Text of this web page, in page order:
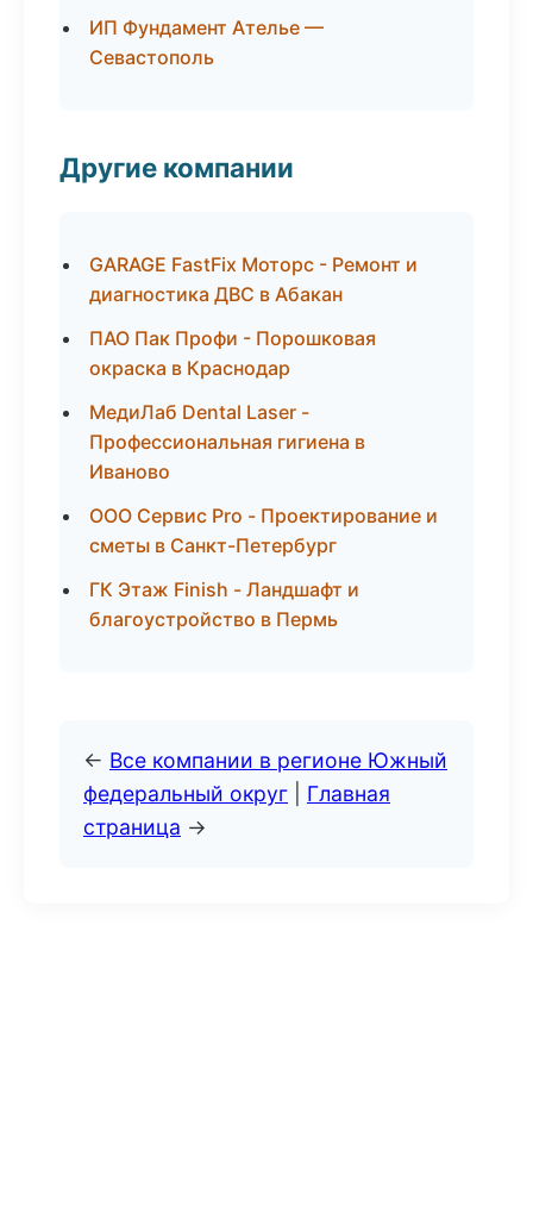
ИП Фундамент Ателье —
Севастополь
Другие компании
GARAGE FastFix Моторс - Ремонт и
диагностика ДВС в Абакан
ПАО Пак Профи - Порошковая
окраска в Краснодар
МедиЛаб Dental Laser -
Профессиональная гигиена в
Иваново
ООО Сервис Pro - Проектирование и
сметы в Санкт-Петербург
ГК Этаж Finish - Ландшафт и
благоустройство в Пермь
← Все компании в регионе Южный
федеральный округ
Главная
страница →